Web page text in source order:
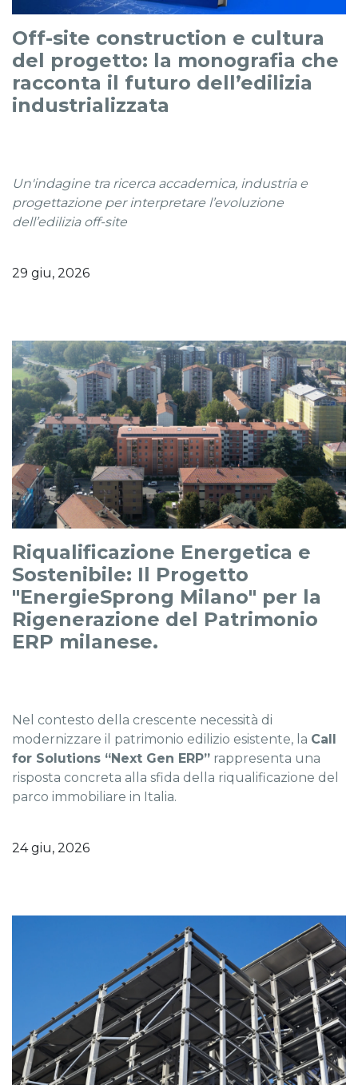
Off-site construction e cultura
del progetto: la monografia che
racconta il futuro dell’edilizia
industrializzata
Un'indagine tra ricerca accademica, industria e
progettazione per interpretare l’evoluzione
dell’edilizia off-site
29 giu, 2026
Riqualificazione Energetica e
Sostenibile: Il Progetto
"EnergieSprong Milano" per la
Rigenerazione del Patrimonio
ERP milanese.
Nel contesto della crescente necessità di
modernizzare il patrimonio edilizio esistente, la Call
for Solutions “Next Gen ERP” rappresenta una
risposta concreta alla sfida della riqualificazione del
parco immobiliare in Italia.
24 giu, 2026